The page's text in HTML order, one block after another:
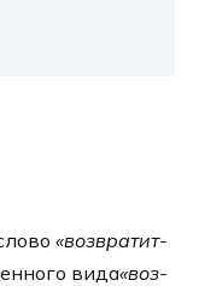
«воз­вра­тит­
вида«воз­